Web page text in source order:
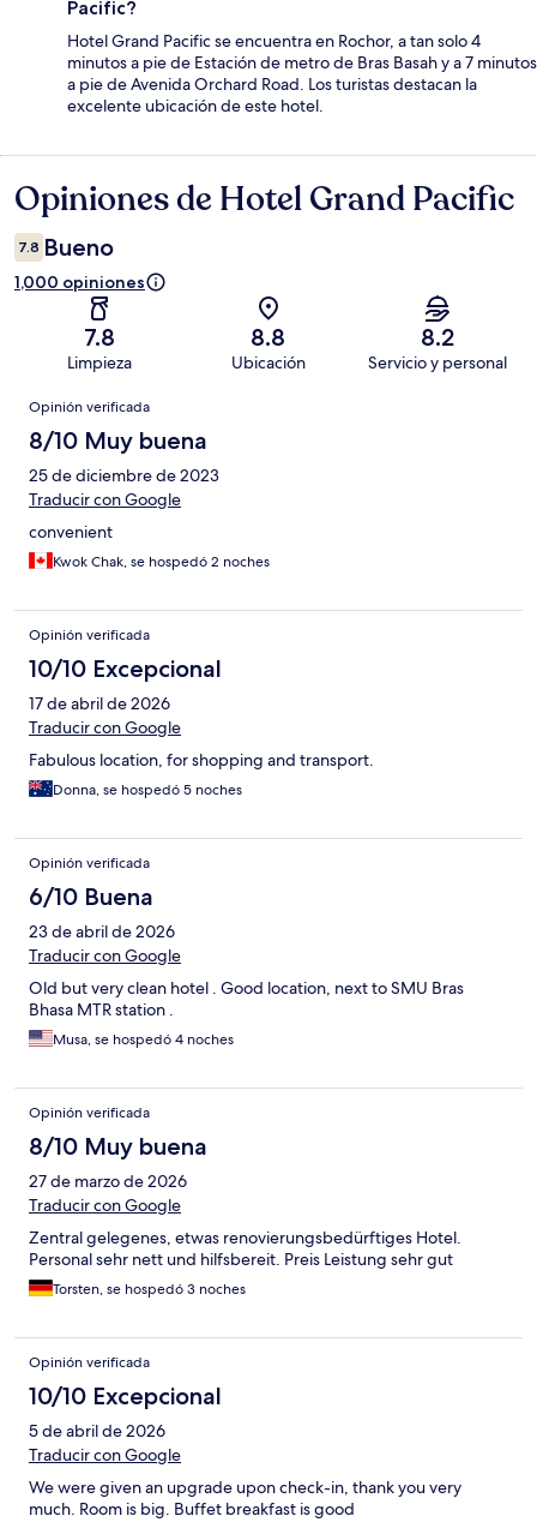
Pacific?
Hotel Grand Pacific se encuentra en Rochor, a tan solo 4
minutos a pie de Estación de metro de Bras Basah y a 7 minutos
a pie de Avenida Orchard Road. Los turistas destacan la
excelente ubicación de este hotel.
Opiniones
Opiniones de Hotel Grand Pacific
7.8 Bueno
1,000 opiniones
7.8
Limpieza
8.8
Ubicación
8.2
Servicio y personal
Opiniones
Opinión verificada
8/10 Muy buena
25 de diciembre de 2023
Traducir con Google
convenient
Kwok Chak, se hospedó 2 noches
Opinión verificada
10/10 Excepcional
17 de abril de 2026
Traducir con Google
Fabulous location, for shopping and transport.
Donna, se hospedó 5 noches
Opinión verificada
6/10 Buena
23 de abril de 2026
Traducir con Google
Old but very clean hotel . Good location, next to SMU Bras
Bhasa MTR station .
Musa, se hospedó 4 noches
Opinión verificada
8/10 Muy buena
27 de marzo de 2026
Traducir con Google
Zentral gelegenes, etwas renovierungsbedürftiges Hotel.
Personal sehr nett und hilfsbereit. Preis Leistung sehr gut
Torsten, se hospedó 3 noches
Opinión verificada
10/10 Excepcional
5 de abril de 2026
Traducir con Google
We were given an upgrade upon check-in, thank you very
much. Room is big. Buffet breakfast is good